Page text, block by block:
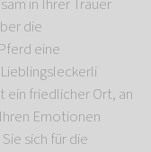
in Ihrer Trauer
die
eine
ein friedlicher Ort, an
Emotionen
sich für die